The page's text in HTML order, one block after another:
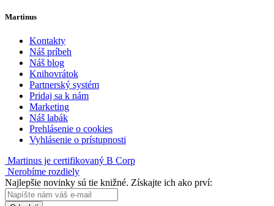
Martinus
Kontakty
Náš príbeh
Náš blog
Knihovrátok
Partnerský systém
Pridaj sa k nám
Marketing
Náš labák
Prehlásenie o cookies
Vyhlásenie o prístupnosti
Martinus je certifikovaný B Corp
Nerobíme rozdiely
Najlepšie novinky sú tie knižné. Získajte ich ako prví: